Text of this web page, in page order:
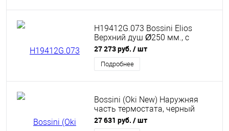
H19412G.073 Bossini Elios
Верхний душ Ø250 мм., с
настенным держателем 300 мм
черный матовый
27 273 руб. / шт
Подробнее
Bossini (Oki New) Наружняя
часть термостата, черный
матовый (073)
27 631 руб. / шт